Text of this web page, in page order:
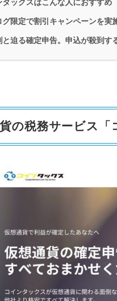
タックスはこんな人におすすめ
グ限定で割引キャンペーンを実
と迫る確定申告。申込が殺到す
の税務サービス